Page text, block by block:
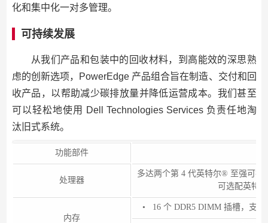
化和集中化一对多管理。
可持续发展
从我们产品和包装中的回收材料，到高能效的深思熟
虑的创新选项，PowerEdge 产品组合旨在制造、交付和回
收产品，以帮助减少碳排放量并降低运营成本。我们甚至
可以轻松地使用 Dell Technologies Services 负责任地淘
汰旧式系统。
功能部件
处理器
多达两个第 4 代英特尔® 至强可扩
可选配英特
内存
• 16 个 DDR5 DIMM 插槽，支持